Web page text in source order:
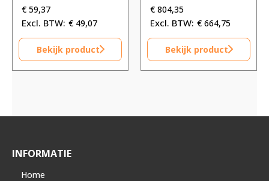
€ 59,37
€ 49,07
Bekijk product
€ 804,35
€ 664,75
Bekijk product
INFORMATIE
Home